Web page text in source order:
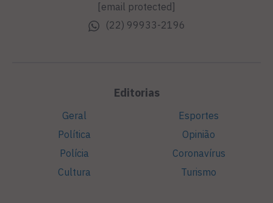
[email protected]
(22) 99933-2196
Editorias
Geral
Política
Polícia
Cultura
Esportes
Opinião
Coronavírus
Turismo